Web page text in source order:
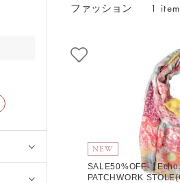
ファッション 1
NEW
SALE50%OFF 【
PATCHWORK